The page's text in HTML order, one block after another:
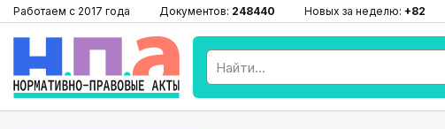
Работаем с 2017 года Документов: 248440 Новых за неделю: +82